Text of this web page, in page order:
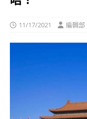
11/17/2021 編輯部